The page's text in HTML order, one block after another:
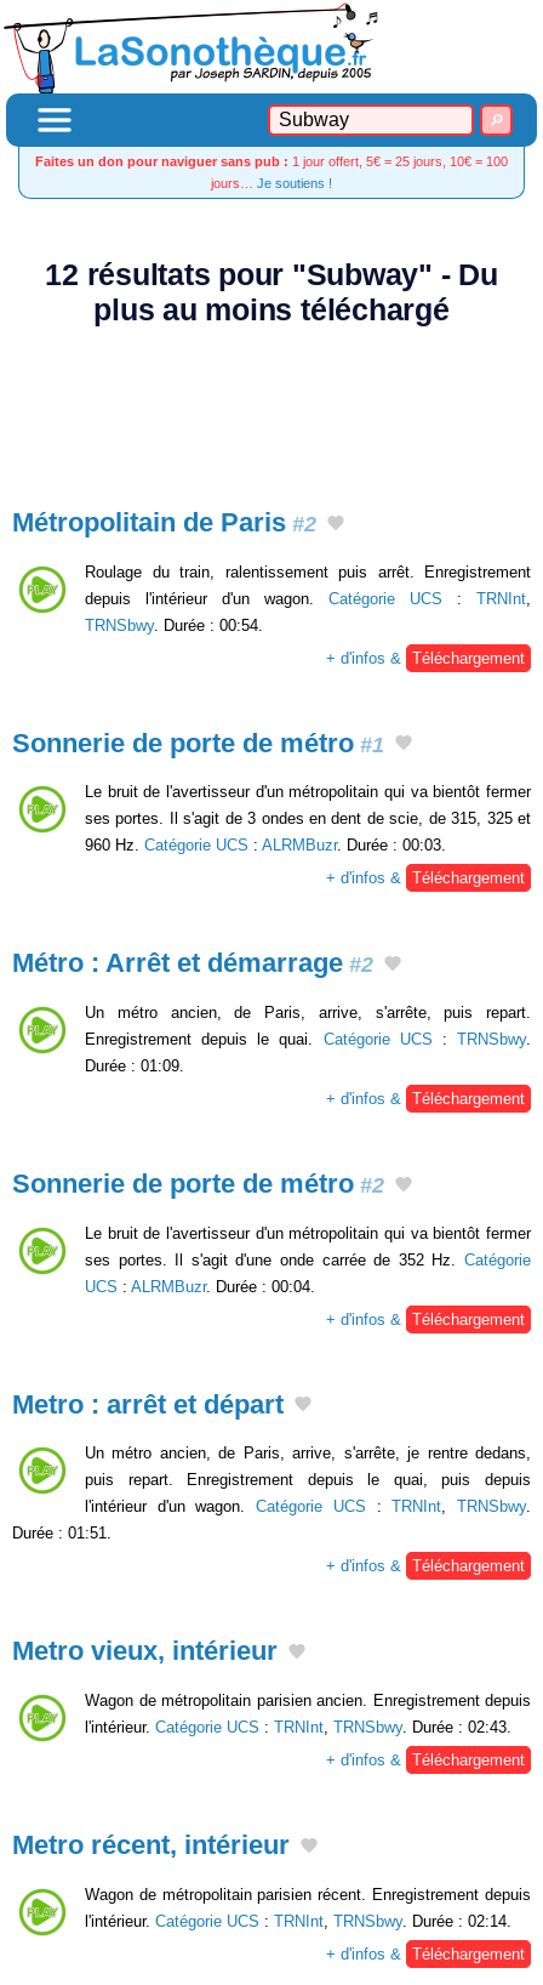
Faites un don pour naviguer sans pub : 1 jour offert, 5€ = 25 jours, 10€ = 100
jours… Je soutiens !
12 résultats pour "Subway" - Du
plus au moins téléchargé
Métropolitain de Paris #2
Roulage du train, ralentissement puis arrêt. Enregistrement
depuis l'intérieur d'un wagon. Catégorie UCS : TRNInt
TRNSbwy. Durée : 00:54.
+ d'infos &
Téléchargement
Sonnerie de porte de métro #1
Le bruit de l'avertisseur d'un métropolitain qui va bientôt fermer
ses portes. Il s'agit de 3 ondes en dent de scie, de 315, 325 et
960 Hz. Catégorie UCS : ALRMBuzr. Durée : 00:03.
+ d'infos & Téléchargement
Métro : Arrêt et démarrage #2
Un métro ancien, de Paris, arrive, s'arrête, puis repart.
Enregistrement depuis le quai. Catégorie UCS :TRNSbwy.
Durée : 01:09.
+ d'infos &
Téléchargement
Sonnerie de porte de métro #2
Le bruit de l'avertisseur d'un métropolitain qui va bientôt fermer
ses portes. Il s'agit d'une onde carrée de 352 Hz. Catégorie
UCS : ALRMBuzr. Durée : 00:04.
+ d'infos &
Téléchargement
Metro : arrêt et départ
Un métro ancien, de Paris, arrive, s'arrête, je rentre dedans,
puis repart. Enregistrement depuis le quai, puis depuis
l'intérieur d'un wagon.Catégorie UCS :TRNInt,TRNSbwy.
Durée : 01:51.
+ d'infos & Téléchargement
Metro vieux, intérieur
Wagon de métropolitain parisien ancien. Enregistrement depuis
l'intérieur. Catégorie UCS : TRNInt TRNSbwy. Durée : 02:43.
+ d'infos &
Téléchargement
Metro récent, intérieur
Wagon de métropolitain parisien récent. Enregistrement depuis
l'intérieur. Catégorie UCS : TRNInt TRNSbwy. Durée : 02:14.
+ d'infos &
Téléchargement